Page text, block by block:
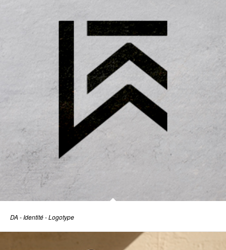
DA - Identité - Logotype